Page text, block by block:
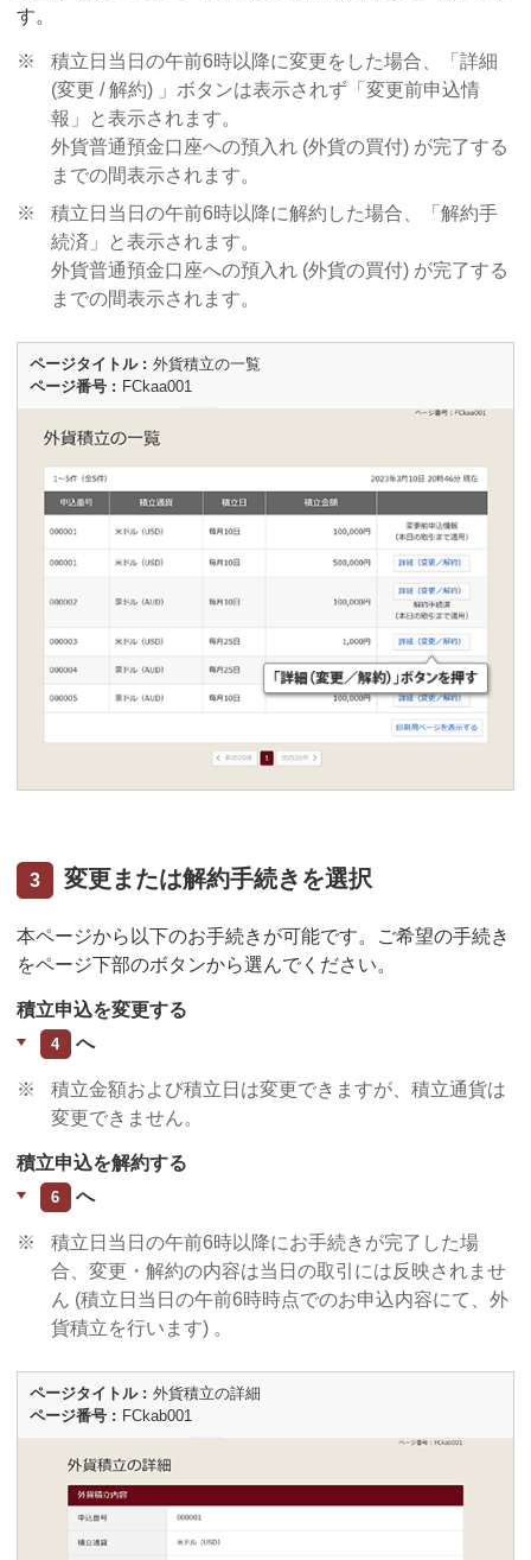
す。
※
積立日当日の午前6時以降に変更をした場合、「詳細
(変更 / 解約) 」ボタンは表示されず「変更前申込情
報」と表示されます。
外貨普通預金口座への預入れ (外貨の買付) が完了する
までの間表示されます。
※
積立日当日の午前6時以降に解約した場合、「解約手
続済」と表示されます。
外貨普通預金口座への預入れ (外貨の買付) が完了する
までの間表示されます。
ページタイトル
外貨積立の一覧
ページ番号
FCkaa001
3 変更または解約手続きを選択
本ページから以下のお手続きが可能です。ご希望の手続き
をページ下部のボタンから選んでください。
積立申込を変更する
4 へ
※
積立金額および積立日は変更できますが、積立通貨は
変更できません。
積立申込を解約する
6 へ
※
積立日当日の午前6時以降にお手続きが完了した場
合、変更・解約の内容は当日の取引には反映されませ
ん (積立日当日の午前6時時点でのお申込内容にて、外
貨積立を行います) 。
ページタイトル
外貨積立の詳細
ページ番号
FCkab001